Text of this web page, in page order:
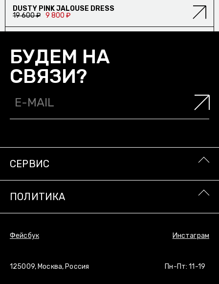
ИЗБРАННОЕ/
АРХИВ
ПРОЕКТЫ
СТУДИИ OUTLAW MOSCOW/
О НАС
О КОМПАНИИ/
БУДЕМ НА
СВЯЗИ?
СКИДКА
DUSTY PINK JALOUSE DRESS
19 600 ₽ 9 800 ₽
БУДЕМ НА
СВЯЗИ?
125009, Москва, Россия Пн-Пт: 11-19
СЕРВИС
ПОЛИТИКА
Фейсбук Инстаграм